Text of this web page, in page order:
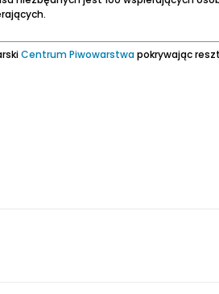
Centrum Piwowarstwapokrywając